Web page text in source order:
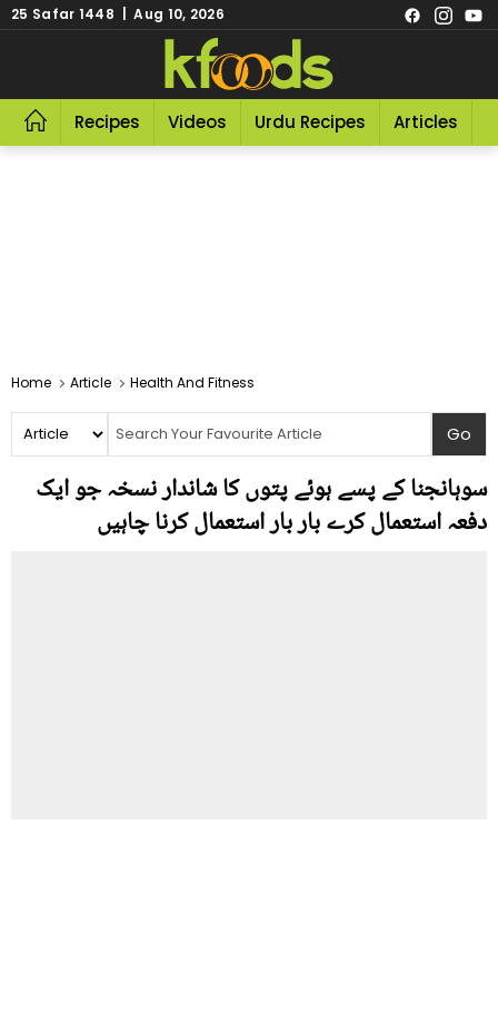
25 Safar 1448 | Aug 10, 2026
Recipes Videos Urdu Recipes Articles
Home Article Health And Fitness
سوہانجنا کے پسے ہوئے پتوں کا شاندار نسخہ جو ایک
دفعہ استعمال کرے بار بار استعمال کرنا چاہیں